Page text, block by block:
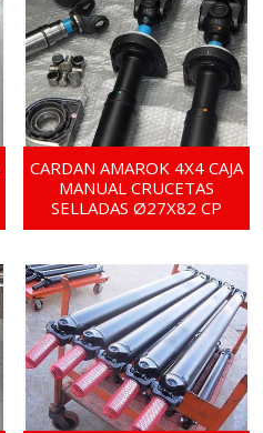
CARDAN AMAROK 4X4 CAJA
MANUAL CRUCETAS
SELLADAS Ø27X82 CP